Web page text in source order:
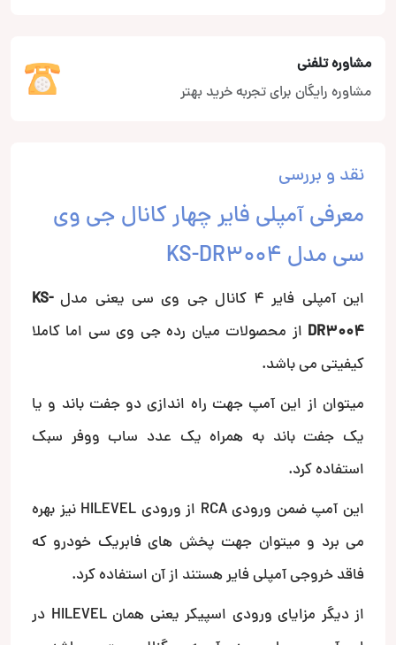
مشاوره تلفنی
مشاوره رایگان برای تجربه خرید بهتر
نقد و بررسی
معرفی آمپلی فایر چهار کانال جی وی
سی مدل KS-DR3004
این آمپلی فایر 4 کانال جی وی سی یعنی مدل
KS-
DR3004 از محصولات میان رده جی وی سی اما کاملا
کیفیتی می باشد.
میتوان از این آمپ جهت راه اندازی دو جفت باند و یا
یک جفت باند به همراه یک عدد ساب ووفر سبک
استفاده کرد.
این آمپ ضمن ورودی RCA از ورودی HILEVEL نیز بهره
می برد و میتوان جهت پخش های فابریک خودرو که
فاقد خروجی آمپلی فایر هستند از آن استفاده کرد.
از دیگر مزایای ورودی اسپیکر یعنی همان HILEVEL در